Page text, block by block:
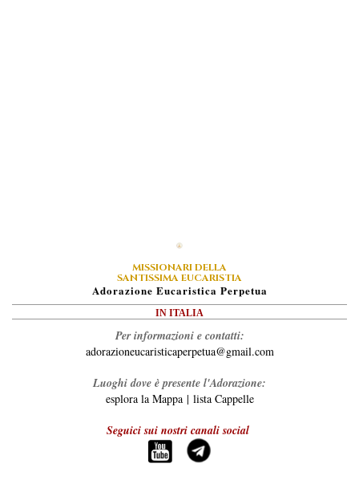
MISSIONARI DELLA
SANTISSIMA EUCARISTIA
ADorazione EUcaristica PErpetua
IN ITALIA
Per informazioni e contatti:
adorazioneucaristicaperpetua@gmail.com
Luoghi dove è presente l'Adorazione:
esplora la Mappa| lista Cappelle
Seguici sui nostri canali social